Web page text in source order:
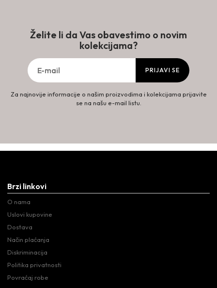
Želite li da Vas obavestimo o novim
kolekcijama?
PRIJAVI SE
Za najnovije informacije o našim proizvodima i kolekcijama prijavite
se na našu e-mail listu.
Brzi linkovi
O nama
Uslovi kupovine
Dostava
Način plaćanja
Diskriminacija
Politika privatnosti
Povraćaj robe